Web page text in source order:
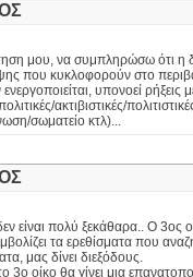
μου, να συμπληρώσω ότι η
που κυκλοφορούν στο
υπονοεί
ακτιβιστικές/
σωματείο κτλ)...
είναι πολύ ξεκάθαρα.. Ο 3ος
τα ερεθίσματα που
μας δίνει διεξόδους.
3ο οίκο θα γίνει μια